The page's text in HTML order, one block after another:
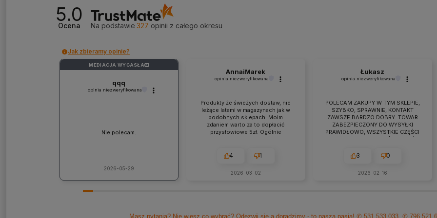
5.0
Ocena Na podstawie 327 opinii z całego okresu
Jak zbieramy opinie?
MEDIACJA WYGASŁA ?
qqq
opinia niezweryfikowana
Nie polecam.
2026-05-29
AnnaiMarek
opinia niezweryfikowana
Produkty że świeżych dostaw, nie
leżące latami w magazynach jak w
podobnych sklepach. Moim
zdaniem warto za to dopłacić
przysłowiowe 5zł. Ogólnie
jakieś problemy zawsze można
liczyć na szybką pomoc czy
Polecam z czystym sumieniem!
4 1
2026-03-02
Łukasz
opinia niezweryfikowana
POLECAM ZAKUPY W TYM SKLEPIE,
SZYBKO, SPRAWNIE, KONTAKT
ZAWSZE BARDZO DOBRY. TOWAR
ZABEZPIECZONY DO WYSYŁKI
PRAWIDŁOWO, WSZYSTKIE CZĘŚCI
BYŁY W ZESTAWIE. jEŻELI KTOŚ
WARTO TUTAJ
3 0
2026-02-16
Masz pytania? Nie wiesz co wybrać? Odezwij się a doradzimy - to nasza pasja!✆ 531 533 033 ✆ 796 521